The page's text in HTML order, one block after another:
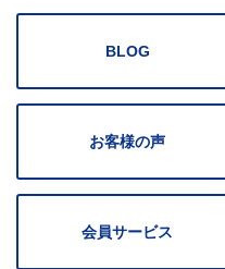
BLOG
お客様の声
会員サービス